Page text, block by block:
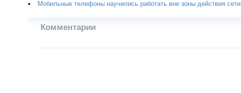
Мобильные телефоны научились работать вне зоны действия сети
Комментарии